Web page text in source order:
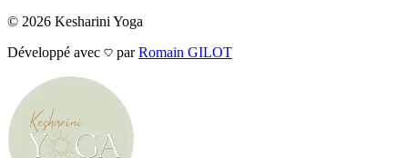
© 2026 Kesharini Yoga
Développé avec
par Romain GILOT